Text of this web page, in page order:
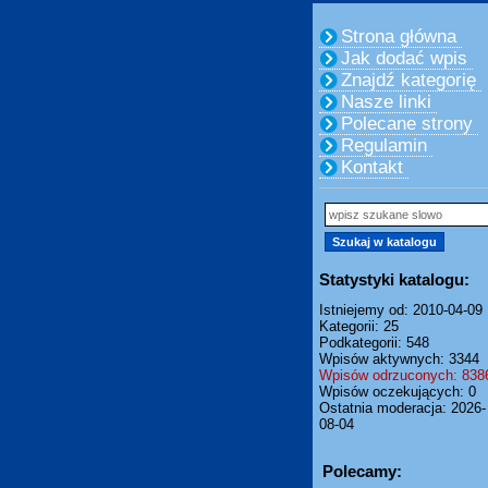
Strona główna
Jak dodać wpis
Znajdź kategorię
Nasze linki
Polecane strony
Regulamin
Kontakt
Statystyki katalogu:
Istniejemy od: 2010-04-09
Kategorii: 25
Podkategorii: 548
Wpisów aktywnych: 3344
Wpisów odrzuconych:
Wpisów oczekujących: 0
Ostatnia moderacja: 2026-
08-04
Polecamy: